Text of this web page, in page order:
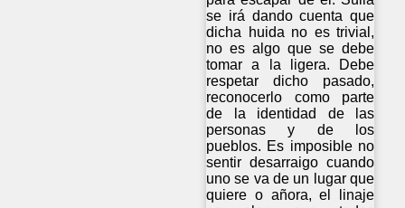
se irá dando cuenta que
dicha huida no es trivial,
no es algo que se debe
tomar a la ligera. Debe
respetar dicho pasado,
reconocerlo como parte
de la identidad de las
personas y de los
pueblos. Es imposible no
sentir desarraigo cuando
uno se va de un lugar que
quiere o añora, el linaje